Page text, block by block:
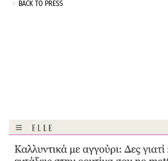
BACK TO PRESS